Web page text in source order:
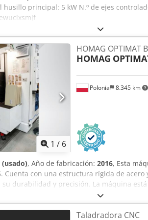
husillo principal: 5 kW N.º de ejes
1 / 6
Polonia 8.345 km
HOMAG OPTIMAT
HOMAG
, Año de fabricación: 2016, Esta
Cuenta con una estructura rígida de
durabilidad y precisión. La máquina
rápido de hasta 50 m/min en los ejes
calidad, considere la máquina HOMAG
con nosotros para obtener más
Taladradora CNC